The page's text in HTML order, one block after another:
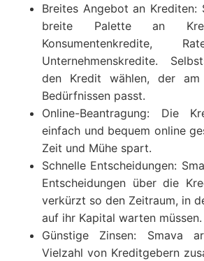
Breites Angebot an Krediten:
breite Palette an
Konsumentenkredite,
Unternehmenskredite.
den Kredit wählen, der
Bedürfnissen passt.
Online-Beantragung: Die
einfach und bequem online
Zeit und Mühe spart.
Schnelle Entscheidungen:
Entscheidungen über die
verkürzt so den Zeitraum, in
auf ihr Kapital warten müssen.
Günstige Zinsen: Smava
Vielzahl von Kreditgebern